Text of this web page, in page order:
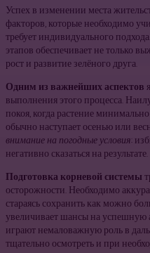
Успех в изменении места
факторов, которые необходимо
требует индивидуального
этапов обеспечивает не только
рост и развитие зелёного друга.
Одним из важнейших аспектов
выполнения этого процесса.
покоя, когда растение
обычно наступает осенью или
внимание на погодные условия:
негативно сказаться на результате.
Подготовка корневой системы
осторожности. Необходимо
стараясь сохранить как можно
увеличивает шансы на успешную
играют немаловажную роль в
тщательно осмотреть и при